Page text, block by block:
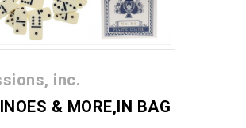
inc.
& MORE,IN BAG